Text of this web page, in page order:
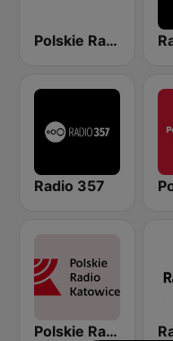
Polskie Radio Czwórka
Radio 357
Polskie Radio Katowice